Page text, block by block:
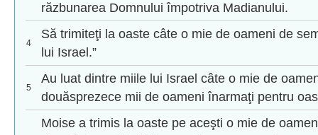
răzbunarea Domnului împotriva Madianului.
4
Să trimiteţi la oaste câte o mie de oameni de
lui Israel.”
5
Au luat dintre miile lui Israel câte o mie de
douăsprezece mii de oameni înarmaţi pentru
Moise a trimis la oaste pe aceşti o mie de